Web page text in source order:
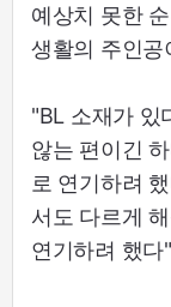
예상치 못한
생활의 주인공
"BL 소재가 있
않는 편이긴
로 연기하려
서도 다르게
연기하려 했다